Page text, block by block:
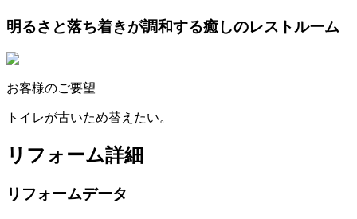
明るさと落ち着きが調和する癒しのレストルーム
お客様のご要望
トイレが古いため替えたい。
リフォーム詳細
リフォームデータ